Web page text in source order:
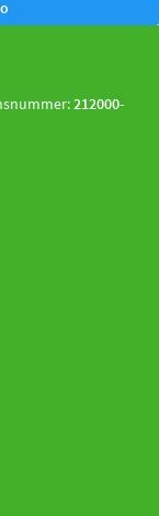
212000-